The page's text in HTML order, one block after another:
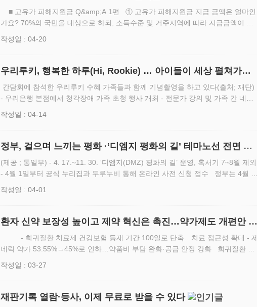
가요? 70%의 국민을 대상으로 하되, 소득수준 및 거주지역에 따라 지급금액이 달
기…
작성일 : 04-20
우리루키, 행복한 하루(Hi, Rookie) … 아이들이 세상 펼쳐가며
간담회에 참석한 우리루키 수혜 가족들과 함께 기념촬영을 하고 있다(출처; 재단)
- 우리은행 본점에서 청각장애 가족 초청 행사 개최 - 전문가 강의 및 가족 간 네트
리루키 시즌3 간…
작성일 : 04-14
정부, 걸으며 느끼는 평화 ·‘디엠지 평화의 길’ 테마노선 전면 개
방
(제공 ; 통일부) - 4. 17.~11. 30. ‘디엠지(DMZ) 평화의 길’ 운영, 혹서기 7~8월 제외
- 4월 1일부터 공식 누리집과 두루누비 통해 온라인 사전 신청 접수 정부는 4월 1
작성일 : 04-01
환자 신약 보장성 높이고 제약 혁신은 촉진…약가제도 개편안 의
네릭 약가 53.55%→45%로 인하…약품비 부담 완화·공급 안정 강화 희귀질환 치
를…
작성일 : 03-27
재판기록 열람·등사, 이제 무료로 받을 수 있다